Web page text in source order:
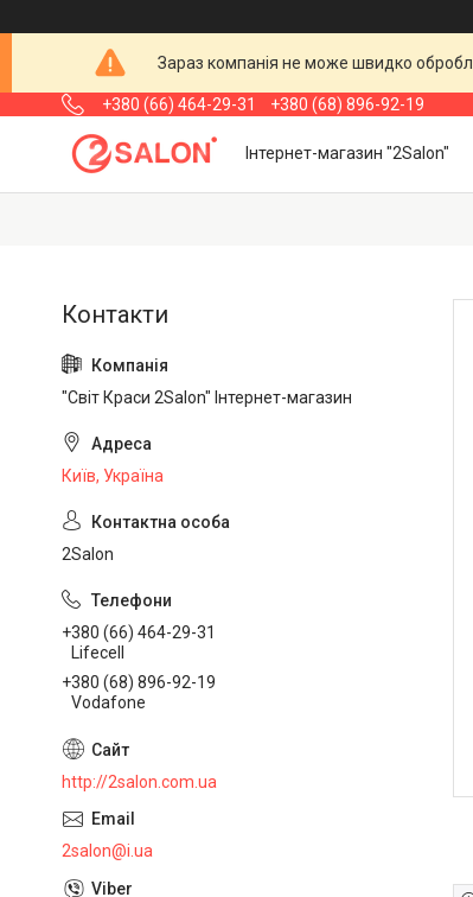
Зараз компанія не може швидко
+380 (66) 464-29-31 +380 (68) 896-92-19
Інтернет-магазин "2Salon"
"Світ Краси 2Salon" Інтернет-магазин
Київ, Україна
2Salon
+380 (66) 464-29-31
Lifecell
+380 (68) 896-92-19
Vodafone
http://2salon.com.ua
2salon@i.ua